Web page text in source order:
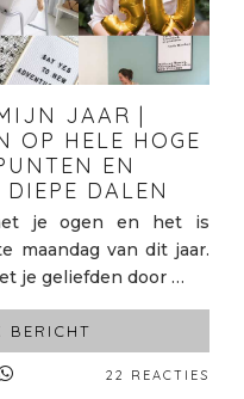
JAAR |
OP HELE HOGE
EN
DALEN
je ogen en het is
maandag van dit jaar.
je geliefden door …
BERICHT
22 REACTIES